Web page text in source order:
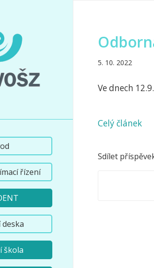
řízení
škola
5. 10. 2022
Ve dnech
Celý článek
Sdílet